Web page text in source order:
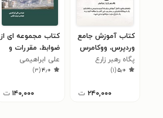
کتاب آموزش جامع
وردپرس، ووکامرس
پگاه رهبر زارع
۵٫۰(۱)
۲۴۰,۰۰۰ ت
کتاب مجموعه ای از
ضوابط، مقررات و
آیین نامه های ملی
ساختمان
علی ابراهیمی
۴٫۰(۳)
۱۴۰,۰۰۰ ت